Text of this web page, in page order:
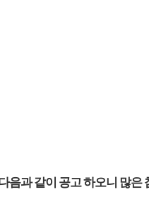
음과 같이 공고 하오니 많은